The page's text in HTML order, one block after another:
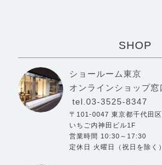
SHOP
ショールーム東京
オンラインショップ窓
tel.03-3525-8347
〒101-0047 東京都千代田
いちご内神田ビル1F
営業時間 10:30～17:30
定休日 火曜日（祝日を除く